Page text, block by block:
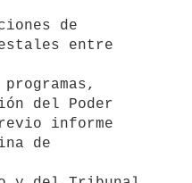
entre
del Poder
de